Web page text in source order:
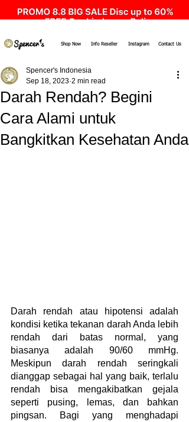
Shop Now Info Reseller Instagram Contact Us
Darah Rendah? Begini
Cara Alami untuk
Bangkitkan Kesehatan Anda
Spencer's Indonesia
Sep 18, 2023 2 min read
Darah rendah atau hipotensi adalah
kondisi ketika tekanan darah Anda lebih
rendah dari batas normal, yang
biasanya adalah 90/60 mmHg.
Meskipun darah rendah seringkali
dianggap sebagai hal yang baik, terlalu
rendah bisa mengakibatkan gejala
seperti pusing, lemas, dan bahkan
pingsan. Bagi yang menghadapi